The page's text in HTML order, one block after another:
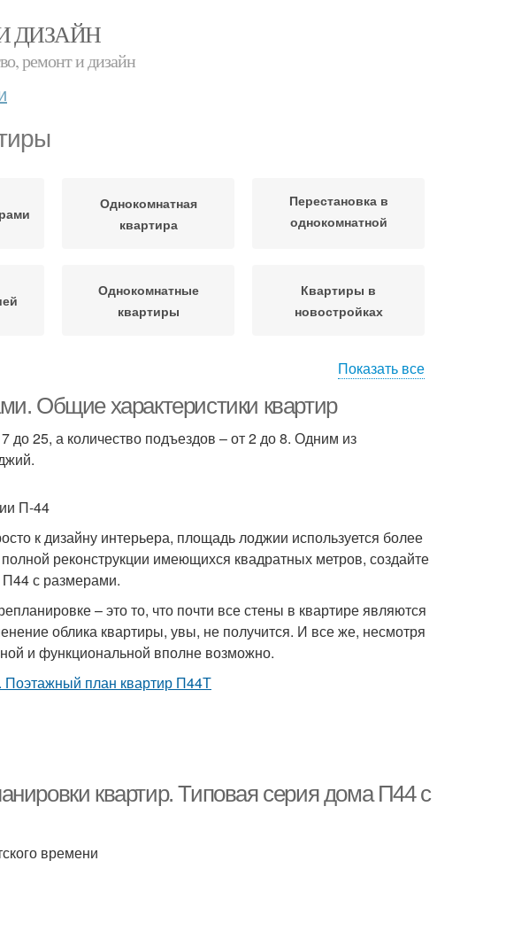
ДИЗАЙН
ремонт и дизайн
Однокомнатная
квартира
Перестановка в
однокомнатной
Однокомнатные
квартиры
Квартиры в
новостройках
Показать все
Общие характеристики квартир
до 25, а количество подъездов – от 2 до 8. Одним из
П-44
к дизайну интерьера, площадь лоджии используется более
реконструкции имеющихся квадратных метров, создайте
с размерами.
– это то, что почти все стены в квартире являются
облика квартиры, увы, не получится. И все же, несмотря
и функциональной вполне возможно.
квартир. Типовая серия дома П44 с
времени